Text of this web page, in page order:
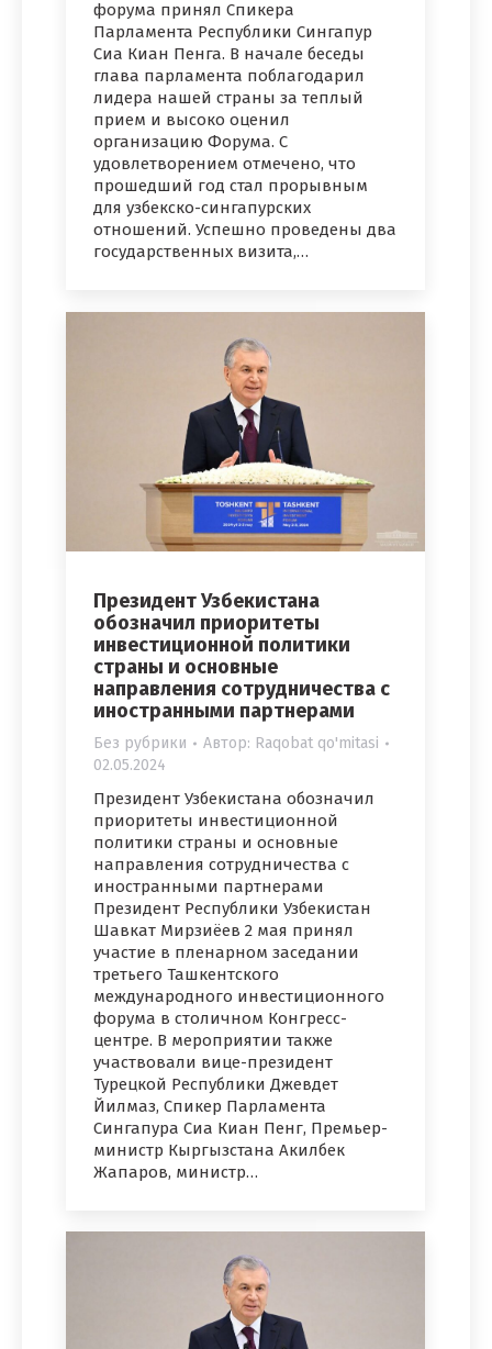
форума принял Спикера
Парламента Республики Сингапур
Сиа Киан Пенга. В начале беседы
глава парламента поблагодарил
лидера нашей страны за теплый
прием и высоко оценил
организацию Форума. С
удовлетворением отмечено, что
прошедший год стал прорывным
для узбекско-сингапурских
отношений. Успешно проведены два
государственных визита,…
Президент Узбекистана
обозначил приоритеты
инвестиционной политики
страны и основные
направления сотрудничества с
иностранными партнерами
Без рубрики Автор: Raqobat qo'mitasi
02.05.2024
Президент Узбекистана обозначил
приоритеты инвестиционной
политики страны и основные
направления сотрудничества с
иностранными партнерами
Президент Республики Узбекистан
Шавкат Мирзиёев 2 мая принял
участие в пленарном заседании
третьего Ташкентского
международного инвестиционного
форума в столичном Конгресс-
центре. В мероприятии также
участвовали вице-президент
Турецкой Республики Джевдет
Йилмаз, Спикер Парламента
Сингапура Сиа Киан Пенг, Премьер-
министр Кыргызстана Акилбек
Жапаров, министр…